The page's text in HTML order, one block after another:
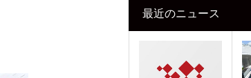
最近のニュース